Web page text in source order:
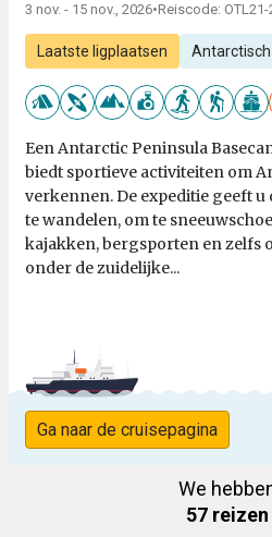
3 nov. - 15 nov., 2026•Reiscode: OTL21-
Laatste ligplaatsen
Een Antarctic Peninsula
biedt sportieve activiteiten om
verkennen. De expeditie geeft
te wandelen, om te
kajakken, bergsporten en zelfs
onder de zuidelijke...
Ga naar de cruisepagina
We
57 reizen